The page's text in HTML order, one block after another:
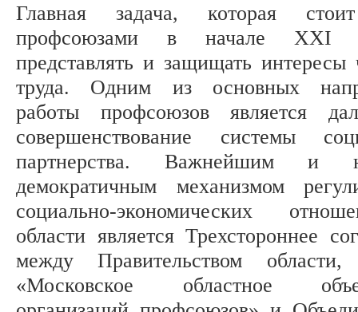
Главная задача, которая
профсоюзами в начале XXI
представлять и защищать интересы
труда. Одним из основных
работы профсоюзов является
совершенствование системы
партнерства. Важнейшим и
демократичным механизмом
социально-экономических
области является Трехстороннее
между Правительством
«Московское областное